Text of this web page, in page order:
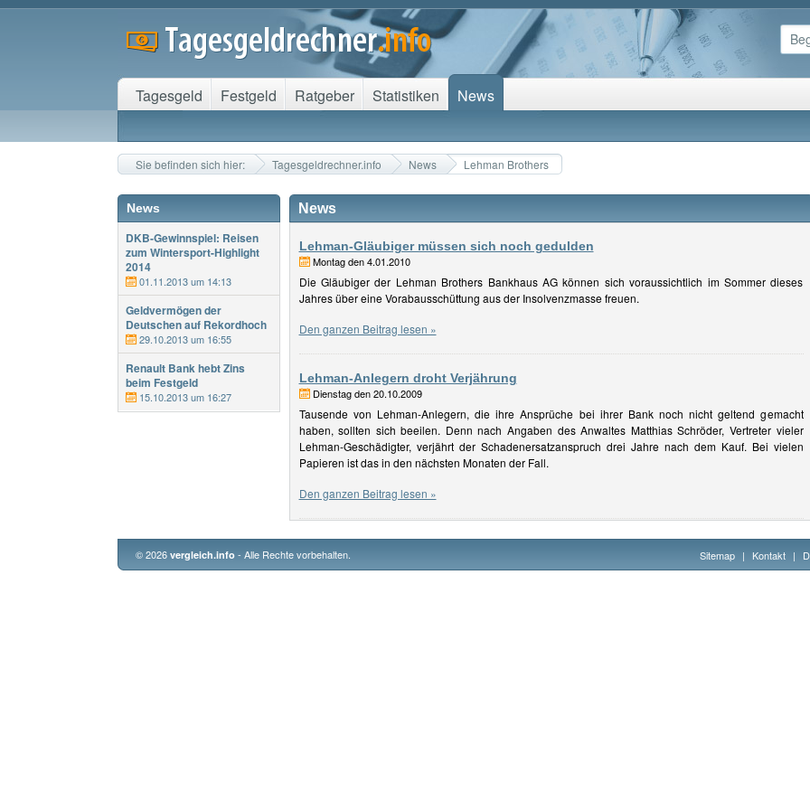
Sie befinden sich hier: Tagesgeldrechner.info News Lehman Brothers
News
DKB-Gewinnspiel: Reisen
zum Wintersport-Highlight
2014
01.11.2013 um 14:13
Geldvermögen der
Deutschen auf Rekordhoch
29.10.2013 um 16:55
Renault Bank hebt Zins
beim Festgeld
15.10.2013 um 16:27
News
Lehman-Gläubiger müssen sich noch gedulden
Montag den 4.01.2010
Die Gläubiger der Lehman Brothers Bankhaus AG können sich voraussichtlich im Sommer dieses
Jahres über eine Vorabausschüttung aus der Insolvenzmasse freuen.
Den ganzen Beitrag lesen »
Lehman-Anlegern droht Verjährung
Dienstag den 20.10.2009
Tausende von Lehman-Anlegern, die ihre Ansprüche bei ihrer Bank noch nicht geltend gemacht
haben, sollten sich beeilen. Denn nach Angaben des Anwaltes Matthias Schröder, Vertreter vieler
Lehman-Geschädigter, verjährt der Schadenersatzanspruch drei Jahre nach dem Kauf. Bei vielen
Papieren ist das in den nächsten Monaten der Fall.
Den ganzen Beitrag lesen »
Tagesgeld Festgeld Ratgeber Statistiken News
Sitemap | Kontakt |
© 2026 vergleich.info- Alle Rechte vorbehalten.